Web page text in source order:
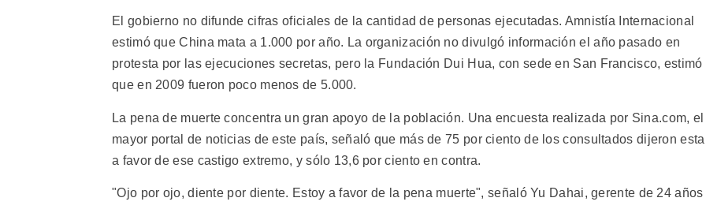
El gobierno no difunde cifras oficiales de la cantidad de personas ejecutadas. Amnistía Internacional
estimó que China mata a 1.000 por año. La organización no divulgó información el año pasado en
protesta por las ejecuciones secretas, pero la Fundación Dui Hua, con sede en San Francisco, estimó
que en 2009 fueron poco menos de 5.000.
La pena de muerte concentra un gran apoyo de la población. Una encuesta realizada por Sina.com, el
mayor portal de noticias de este país, señaló que más de 75 por ciento de los consultados dijeron
a favor de ese castigo extremo, y sólo 13,6 por ciento en contra.
"Ojo por ojo, diente por diente. Estoy a favor de la pena muerte", señaló Yu Dahai, gerente de 24 años